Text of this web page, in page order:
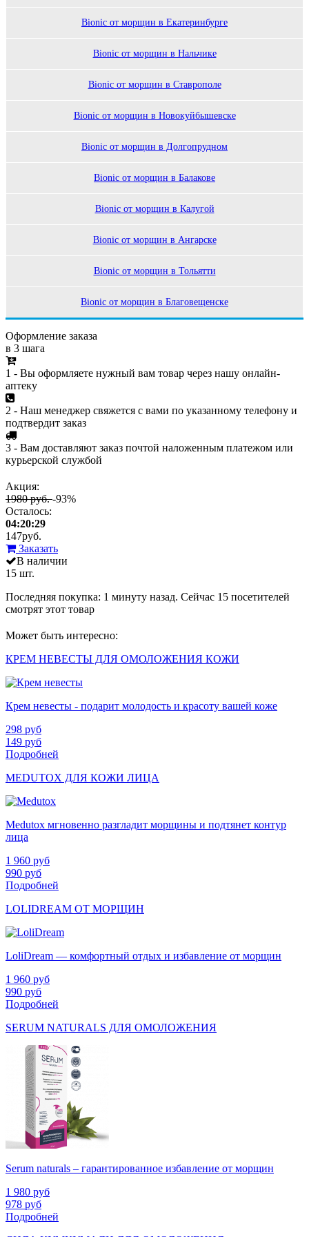
Bionic от морщин в Екатеринбурге
Bionic от морщин в Нальчике
Bionic от морщин в Ставрополе
Bionic от морщин в Новокуйбышевске
Bionic от морщин в Долгопрудном
Bionic от морщин в Балакове
Bionic от морщин в Калугой
Bionic от морщин в Ангарске
Bionic от морщин в Тольятти
Bionic от морщин в Благовещенске
Оформление заказа
в 3 шага
1 - Вы оформляете нужный вам товар через нашу онлайн-
аптеку
2 - Наш менеджер свяжется с вами по указанному телефону и
подтвердит заказ
3 - Вам доставляют заказ почтой наложенным платежом или
курьерской службой
Акция:
1980 руб.-93%
Осталось:
04:20:29
147руб.
Заказать
В наличии
15 шт.
Последняя покупка: 1 минуту назад. Сейчас 15 посетителей
смотрят этот товар
Может быть интересно:
КРЕМ НЕВЕСТЫ ДЛЯ ОМОЛОЖЕНИЯ КОЖИ
Крем невесты - подарит молодость и красоту вашей коже
298 руб
149 руб
Подробней
MEDUTOX ДЛЯ КОЖИ ЛИЦА
Medutox мгновенно разгладит морщины и подтянет контур
лица
1 960 руб
990 руб
Подробней
LOLIDREAM ОТ МОРЩИН
LoliDream — комфортный отдых и избавление от морщин
1 960 руб
990 руб
Подробней
SERUM NATURALS ДЛЯ ОМОЛОЖЕНИЯ
Serum naturals – гарантированное избавление от морщин
1 980 руб
978 руб
Подробней